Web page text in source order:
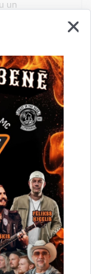
un
par to, kā
lai
lai samazinātu